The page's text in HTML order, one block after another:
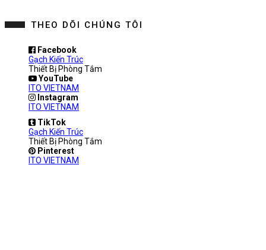
THEO DÕI CHÚNG TÔI
Facebook
Gạch Kiến Trúc
Thiết Bị Phòng Tắm
YouTube
ITO VIETNAM
Instagram
ITO VIETNAM
TikTok
Gạch Kiến Trúc
Thiết Bị Phòng Tắm
Pinterest
ITO VIETNAM